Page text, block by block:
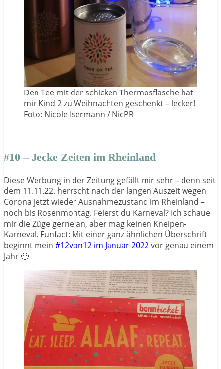
Den Tee mit der schicken Thermosflasche hat
mir Kind 2 zu Weihnachten geschenkt – lecker!
Foto: Nicole Isermann / NicPR
#10 – Jecke Zeiten im Rheinland
Diese Werbung in der Zeitung gefällt mir sehr – denn seit
dem 11.11.22. herrscht nach der langen Auszeit wegen
Corona jetzt wieder Ausnahmezustand im Rheinland –
noch bis Rosenmontag. Feierst du Karneval? Ich schaue
mir die Züge gerne an, aber mag keinen Kneipen-
Karneval. Funfact: Mit einer ganz ähnlichen Überschrift
beginnt mein #12von12 im Januar 2022vor genau einem
Jahr 🙂